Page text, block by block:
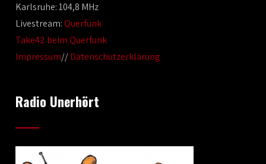
Karlsruhe: 104,8 MHz
Livestream:Querfunk
Take42 beim Querfunk
Impressum//Datenschutzerklärung
Radio Unerhört